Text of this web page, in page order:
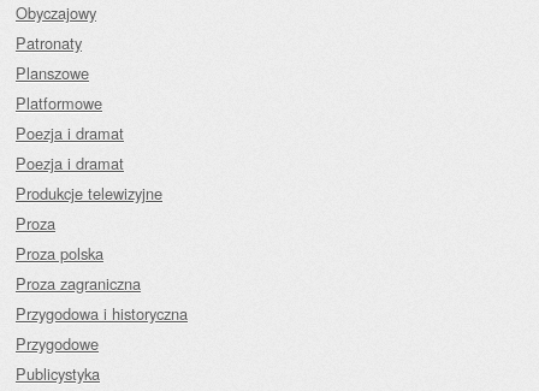
Obyczajowy
Patronaty
Planszowe
Platformowe
Poezja i dramat
Poezja i dramat
Produkcje telewizyjne
Proza
Proza polska
Proza zagraniczna
Przygodowa i historyczna
Przygodowe
Publicystyka